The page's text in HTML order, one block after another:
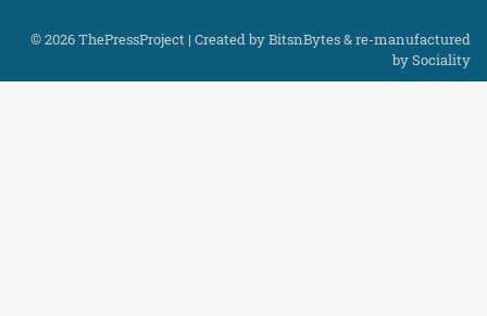
© 2026 ThePressProject | Created by BitsnBytes & re-manufactured
bySociality